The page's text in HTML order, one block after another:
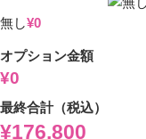
無し¥0
オプション金額
¥0
最終合計（税込）
¥176,800